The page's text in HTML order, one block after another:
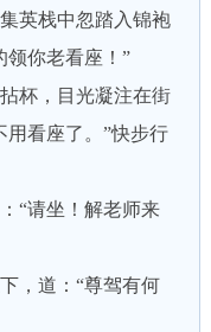
英栈中忽踏入锦袍
领你老看座！”
杯，目光凝注在街
用看座了。”快步行
“请坐！解老师来
，道：“尊驾有何